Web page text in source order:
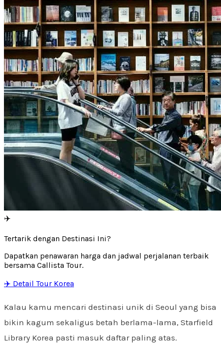
✈️
Tertarik dengan Destinasi Ini?
Dapatkan penawaran harga dan jadwal perjalanan terbaik
bersama Callista Tour.
✈️ Detail Tour Korea
Kalau kamu mencari destinasi unik di Seoul yang bisa
bikin kagum sekaligus betah berlama-lama, Starfield
Library Korea pasti masuk daftar paling atas.